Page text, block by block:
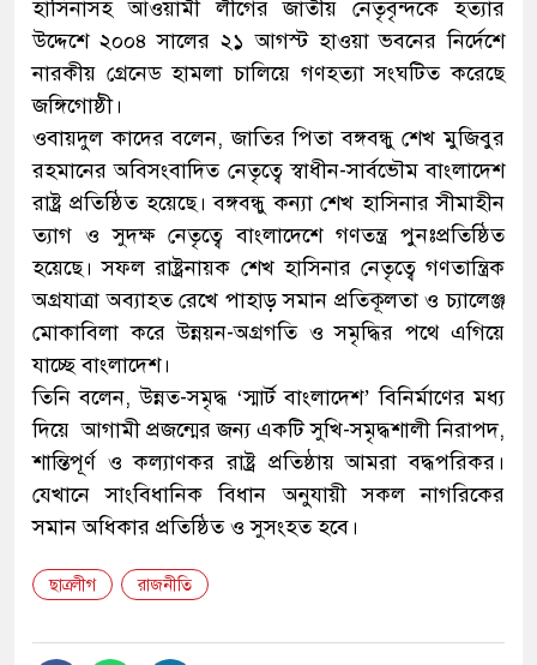
হাসিনাসহ আওয়ামী লীগের জাতীয় নেতৃবৃন্দকে হত্যার
উদ্দেশে ২০০৪ সালের ২১ আগস্ট হাওয়া ভবনের নির্দেশে
নারকীয় গ্রেনেড হামলা চালিয়ে গণহত্যা সংঘটিত করেছে
জঙ্গিগোষ্ঠী।
ওবায়দুল কাদের বলেন, জাতির পিতা বঙ্গবন্ধু শেখ মুজিবুর
রহমানের অবিসংবাদিত নেতৃত্বে স্বাধীন-সার্বভৌম বাংলাদেশ
রাষ্ট্র প্রতিষ্ঠিত হয়েছে। বঙ্গবন্ধু কন্যা শেখ হাসিনার সীমাহীন
ত্যাগ ও সুদক্ষ নেতৃত্বে বাংলাদেশে গণতন্ত্র পুনঃপ্রতিষ্ঠিত
হয়েছে। সফল রাষ্ট্রনায়ক শেখ হাসিনার নেতৃত্বে গণতান্ত্রিক
অগ্রযাত্রা অব্যাহত রেখে পাহাড় সমান প্রতিকূলতা ও চ্যালেঞ্জ
মোকাবিলা করে উন্নয়ন-অগ্রগতি ও সমৃদ্ধির পথে এগিয়ে
যাচ্ছে বাংলাদেশ।
তিনি বলেন, উন্নত-সমৃদ্ধ ‘স্মার্ট বাংলাদেশ’ বিনির্মাণের মধ্য
দিয়ে আগামী প্রজন্মের জন্য একটি সুখি-সমৃদ্ধশালী নিরাপদ,
শান্তিপূর্ণ ও কল্যাণকর রাষ্ট্র প্রতিষ্ঠায় আমরা বদ্ধপরিকর।
যেখানে সাংবিধানিক বিধান অনুযায়ী সকল নাগরিকের
সমান অধিকার প্রতিষ্ঠিত ও সুসংহত হবে।
ছাত্রলীগ রাজনীতি